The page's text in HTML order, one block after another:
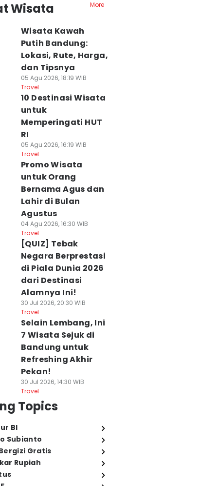
Wisata
More
Wisata Kawah
Putih Bandung:
Lokasi, Rute, Harga,
dan Tipsnya
05 Agu 2026, 18:19 WIB
Travel
10 Destinasi Wisata
untuk
Memperingati HUT
RI
05 Agu 2026, 16:19 WIB
Travel
Promo Wisata
untuk Orang
Bernama Agus dan
Lahir di Bulan
Agustus
04 Agu 2026, 16:30 WIB
Travel
[QUIZ] Tebak
Negara Berprestasi
di Piala Dunia 2026
dari Destinasi
Alamnya Ini!
30 Jul 2026, 20:30 WIB
Travel
Selain Lembang, Ini
7 Wisata Sejuk di
Bandung untuk
Refreshing Akhir
Pekan!
30 Jul 2026, 14:30 WIB
Travel
Topics
BI
Subianto
Gratis
Rupiah